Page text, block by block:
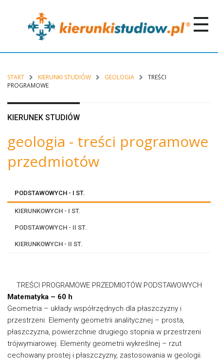
START KIERUNKI STUDIÓW GEOLOGIA
TREŚCI
PROGRAMOWE
KIERUNEK STUDIÓW
geologia - treści programowe
przedmiotów
PODSTAWOWYCH - I ST.
KIERUNKOWYCH - I ST.
PODSTAWOWYCH - II ST.
KIERUNKOWYCH - II ST.
TREŚCI PROGRAMOWE PRZEDMIOTÓW PODSTAWOWYCH
Matematyka – 60 h
Geometria – układy współrzędnych dla płaszczyzny i
przestrzeni. Elementy geometrii analitycznej – prosta,
płaszczyzna, powierzchnie drugiego stopnia w przestrzeni
trójwymiarowej. Elementy geometrii wykreślnej – rzut
cechowany prostej i płaszczyzny, zastosowania w geologii.